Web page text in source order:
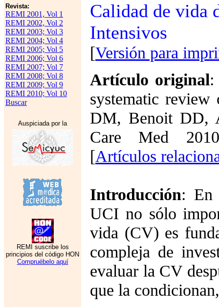
Revista:
REMI 2001, Vol 1
REMI 2002, Vol 2
REMI 2003; Vol 3
REMI 2004; Vol 4
REMI 2005; Vol 5
REMI 2006; Vol 6
REMI 2007; Vol 7
REMI 2008; Vol 8
REMI 2009; Vol 9
REMI 2010; Vol 10
Buscar
Auspiciada por la
REMI suscribe los
principios del código HON
Compruébelo aquí
Calidad de vida
Intensivos
[Versión para
Artículo original:
systematic
DM, Benoit DD,
Care Med
[Artículos
Introducción: En
UCI no sólo
vida (CV) es
compleja de
evaluar la CV
que la